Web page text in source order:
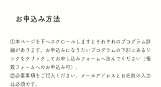
お申込み方法
①本ページを下へスクロールしますとそれぞれのプログラム詳
細があります。お申込みになりたいプログラムの下部にあるリ
ンクをクリックしてお申し込みフォームへ進んでください（複
数フォームへのお申込み可）。
②必要事項をご記入ください。メールアドレスとお名前の入力
は必須です。